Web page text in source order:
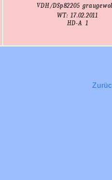
VDH/DSp82205
WT: 17.02.2011
HD-A 1